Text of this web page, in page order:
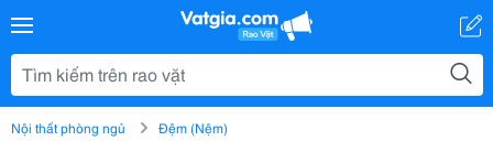
Nội thất phòng ngủ Đệm (Nệm)